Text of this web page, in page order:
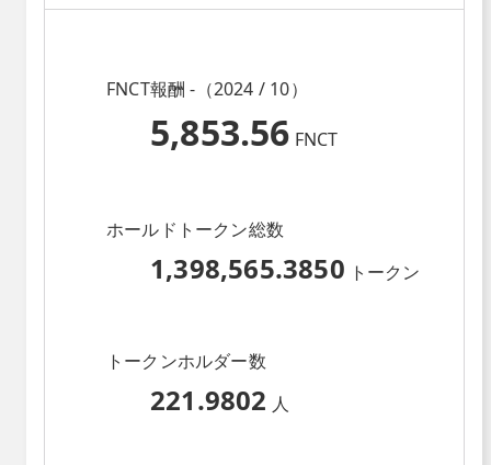
FNCT報酬 -（2024 / 10）
5,853.56 FNCT
ホールドトークン総数
1,398,565.3850 トークン
トークンホルダー数
221.9802 人